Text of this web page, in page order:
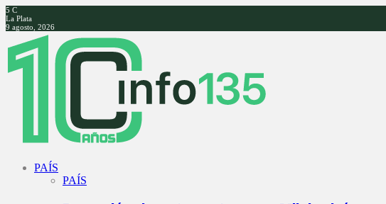
5 C
La Plata
9 agosto, 2026
Facebook
Twitter
Instagram
Youtube
PAÍS
PAÍS